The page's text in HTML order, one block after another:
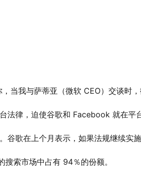
当我与萨蒂亚（微软 CEO）交谈时
法律，迫使谷歌和 Facebook 就在平
谷歌在上个月表示，如果法规继续实
索市场中占有 94％的份额。